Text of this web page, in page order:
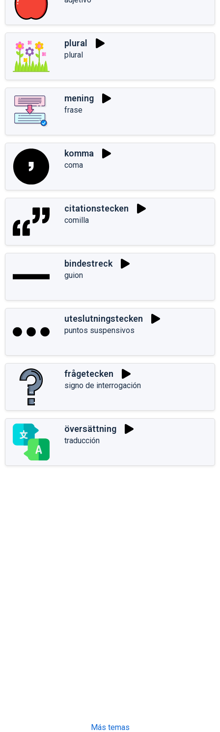
plural
plural
mening
frase
komma
coma
citationstecken
comilla
bindestreck
guion
uteslutningstecken
puntos suspensivos
frågetecken
signo de interrogación
översättning
traducción
Más temas